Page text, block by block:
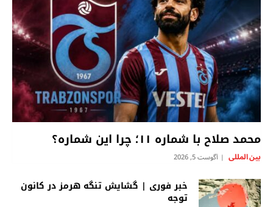
محمد صلاح با شماره ۱۱؛ چرا این شماره؟
بين المللى آگوست 5, 2026
خبر فوری | گشایش تنگه هرمز در کانون
توجه